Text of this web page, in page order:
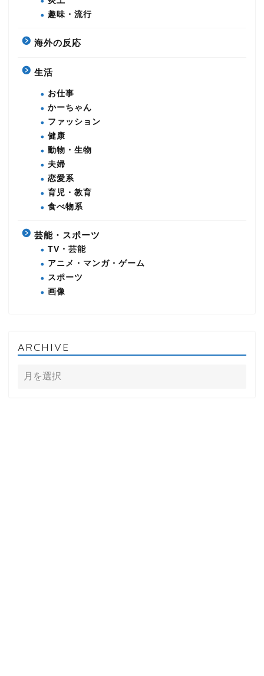
趣味・流行
海外の反応
生活
お仕事
かーちゃん
ファッション
健康
動物・生物
夫婦
恋愛系
育児・教育
食べ物系
芸能・スポーツ
TV・芸能
アニメ・マンガ・ゲーム
スポーツ
画像
ARCHIVE